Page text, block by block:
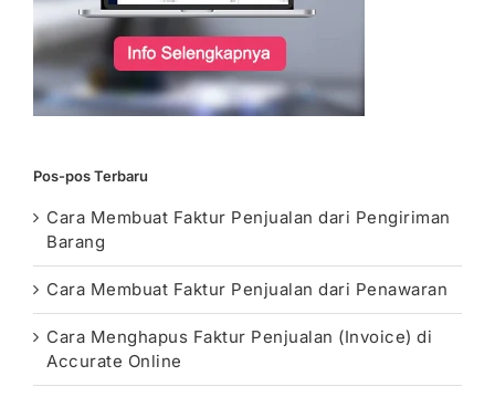
Pos-pos Terbaru
Cara Membuat Faktur Penjualan dari Pengiriman
Barang
Cara Membuat Faktur Penjualan dari Penawaran
Cara Menghapus Faktur Penjualan (Invoice) di
Accurate Online